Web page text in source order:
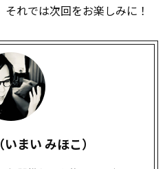
れでは次回をお楽しみに！
まい みほこ）